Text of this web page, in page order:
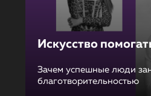
Искусство
Зачем успешные люди
благотворительностью